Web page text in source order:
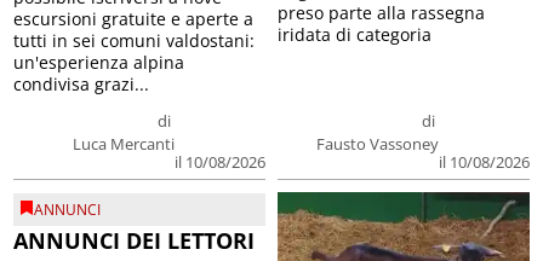
di
Luca Mercanti
il 10/08/2026
escursioni gratuite e aperte a
tutti in sei comuni valdostani:
un'esperienza alpina
condivisa grazi...
di
Fausto Vassoney
il 10/08/2026
preso parte alla rassegna
iridata di categoria
ANNUNCI
ANNUNCI DEI LETTORI